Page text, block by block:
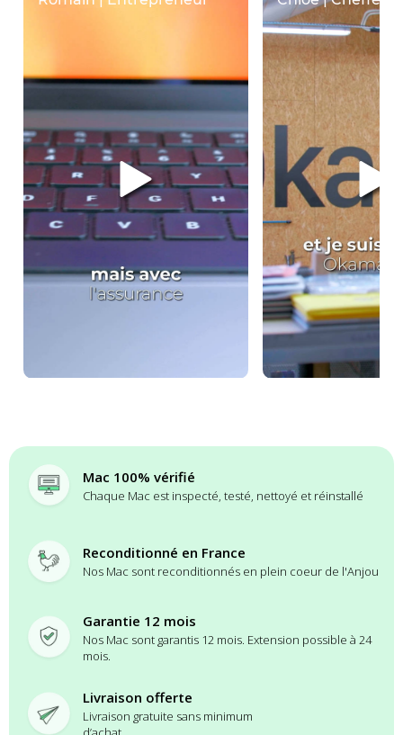
Mac 100% vérifié
Chaque Mac est inspecté, testé, nettoyé et réinstallé
Reconditionné en France
Nos Mac sont reconditionnés en plein coeur de l'Anjou
Garantie 12 mois
Nos Mac sont garantis 12 mois. Extension possible à 24
mois.
Livraison offerte
Livraison gratuite sans minimum